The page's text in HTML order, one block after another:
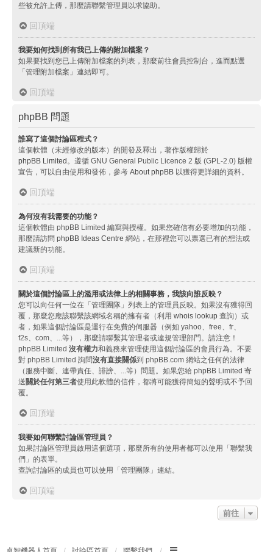
些被允許上傳，那麼請聯繫管理員以求協助。
回頂端
我要如何找到所有我已上傳的附加檔案？
如果要找到您已上傳附加檔案的列表，那麼前往會員控制台，進而點選
「管理附加檔案」連結即可。
回頂端
phpBB 問題
誰寫了這個討論區程式？
這個軟體（未經修改的版本）的開發及釋出，著作版權歸於
phpBB Limited。遵循 GNU General Public Licence 2 版 (GPL-2.0) 版權
宣告，可以自由使用和發佈，參考 About phpBB 以獲得更詳細的資料。
回頂端
為何沒有我需要的功能？
這個軟體由 phpBB Limited 編寫與授權。如果您確信有必要增加的功能，
那麼請訪問 phpBB Ideas Centre 網站，在那裡您可以票選已有的想法或
建議新的功能。
回頂端
關於這個討論區上的濫用或法律上的相關事務，我該向誰反映？
您可以向任何一位在「管理團隊」列表上的管理員反映。如果沒有獲得回
覆，那麼您應該聯繫該網域名稱的擁有者（利用 whois lookup 查詢）或
者，如果這個討論區是運行在免費的伺服器（例如 yahoo、free、fr、
f2s、com、...等），那麼請聯繫其管理者或違規管理部門。請注意！
phpBB Limited 沒有權力和義務來管理使用這個討論區的會員行為。不要
對 phpBB Limited 詢問沒有直接關係到 phpBB.com 網站之任何的法律
（服務中斷、連帶責任、誹謗、...等）問題。如果您給 phpBB Limited 寄
送關於任何第三者使用此軟體的信件，都將可能獲得簡短的聲明或不予回
覆。
回頂端
我要如何聯繫討論區管理員？
如果討論區管理員啟用這個選項，那麼所有的使用者都可以使用「聯繫我
們」的表單。
查詢討論區的成員也可以使用「管理團隊」連結。
回頂端
前往